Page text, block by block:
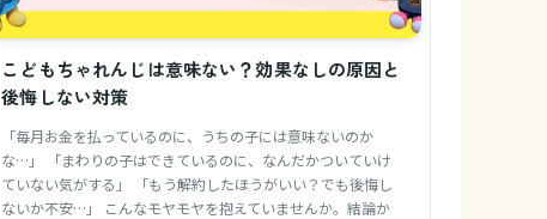
こどもちゃれんじは意味ない？効果なしの原因と
後悔しない対策
「毎月お金を払っているのに、うちの子には意味ないのか
な…」 「まわりの子はできているのに、なんだかついていけ
ていない気がする」 「もう解約したほうがいい？でも後悔し
ないか不安…」 こんなモヤモヤを抱えていませんか。結論か